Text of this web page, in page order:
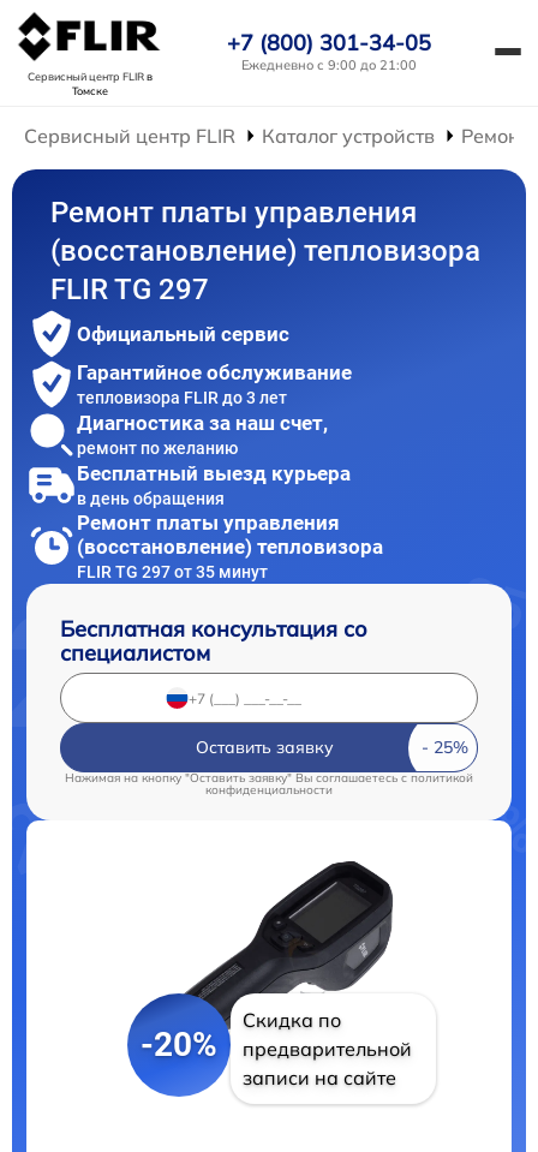
Сервисный центр FLIRв
Томске
+7 (800) 301-34-05
Ежедневно с 9:00 до 21:00
Сервисный центр FLIR Каталог устройств Ремонт
Ремонт платы управления
(восстановление) тепловизора
FLIR TG 297
Официальный сервис
Гарантийное обслуживание
тепловизора FLIR до 3 лет
Диагностика за наш счет,
ремонт по желанию
Бесплатный выезд курьера
в день обращения
Ремонт платы управления
(восстановление) тепловизора
FLIR TG 297 от 35 минут
Бесплатная консультация со
специалистом
Оставить заявку
Нажимая на кнопку "Оставить заявку" Вы соглашаетесь c политикой
конфиденциальности
-20%
Скидка по
предварительной
записи на сайте